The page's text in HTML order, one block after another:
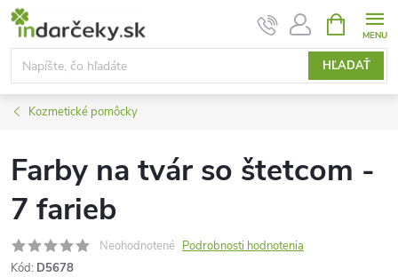
Prejsť
obsah
HĽADAŤ
KOŠÍK
Kozmetické pomôcky
Farby na tvár so štetcom -
7 farieb
Neohodnotené Podrobnosti hodnotenia
Kód: D5678